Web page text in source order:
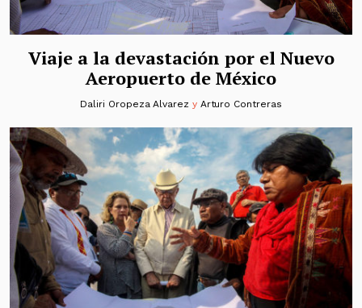
Viaje a la devastación por el Nuevo
Aeropuerto de México
Daliri Oropeza Alvarez y Arturo Contreras